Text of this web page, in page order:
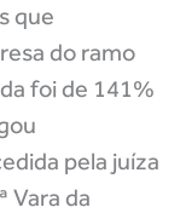
que
do ramo
foi de 141%
pela juíza
Vara da